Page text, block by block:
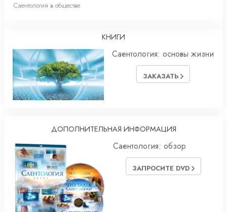
Саентология в обществе
КНИГИ
Саентология: основы жизни
ЗАКАЗАТЬ
ДОПОЛНИТЕЛЬНАЯ ИНФОРМАЦИЯ
Саентология: обзор
ЗАПРОСИТЕ DVD